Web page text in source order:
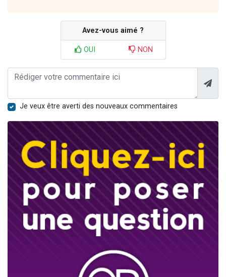
Avez-vous aimé ?
OUI NON
Je veux être averti des nouveaux commentaires